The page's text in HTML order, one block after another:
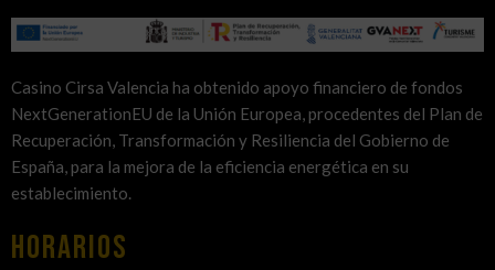
Casino Cirsa Valencia ha obtenido apoyo financiero de fondos
NextGenerationEU de la Unión Europea, procedentes del Plan de
Recuperación, Transformación y Resiliencia del Gobierno de
España, para la mejora de la eficiencia energética en su
establecimiento.
HORARIOS